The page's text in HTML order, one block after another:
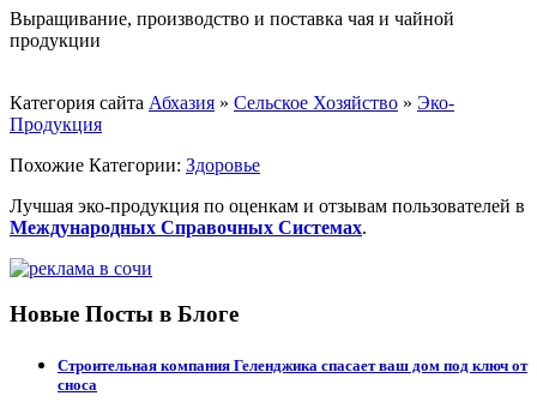
Выращивание, производство и поставка чая и чайной
продукции
Категория сайта Абхазия » Сельское Хозяйство » Эко-
Продукция
Похожие Категории: Здоровье
Лучшая эко-продукция по оценкам и отзывам пользователей в
Международных Справочных Системах.
Новые Посты в Блоге
Строительная компания Геленджика спасает ваш дом под ключ от
сноса